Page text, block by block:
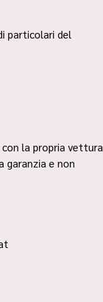
particolari del
la propria vettura
garanzia e non